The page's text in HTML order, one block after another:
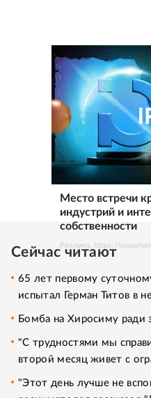
Место встречи
индустрий и
собственности
Реклама. https://
Сейчас читают
65 лет первому
испытал Герман Титов в
Бомба на Хиросиму ради
"С трудностями мы
второй месяц живет с
"Этот день лучше не